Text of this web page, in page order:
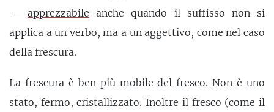
—apprezzabile anche quando il suffisso non si
applica a un verbo, ma a un aggettivo, come nel caso
della frescura.
La frescura è ben più mobile del fresco. Non è uno
stato, fermo, cristallizzato. Inoltre il fresco (come il